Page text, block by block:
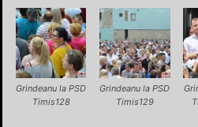
Grindeanu la PSD
Timis128
Grindeanu la PSD
Timis129